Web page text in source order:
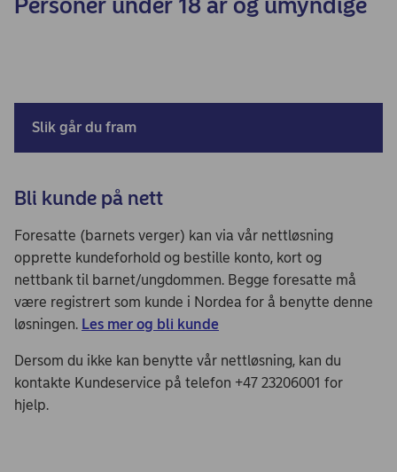
Slik går du fram
Bli kunde på nett
Foresatte (barnets verger) kan via vår nettløsning
opprette kundeforhold og bestille konto, kort og
nettbank til barnet/ungdommen. Begge foresatte må
være registrert som kunde i Nordea for å benytte denne
løsningen. Les mer og bli kunde
Dersom du ikke kan benytte vår nettløsning, kan du
kontakte Kundeservice på telefon +47 23206001 for
hjelp.